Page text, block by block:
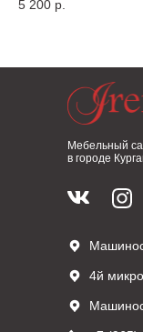
5 200 р.
4й
Мебельный
в городе